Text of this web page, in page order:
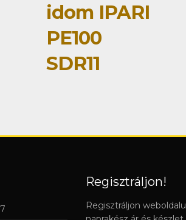
idom IPARI
PE100
SDR11
Regisztráljon!
Regisztráljon